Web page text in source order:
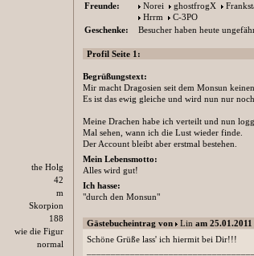
Freunde:
Norei ghostfrogX
Hrrm
C-3PO
Geschenke:
Besucher haben heute
Profil Seite 1:
Begrüßungstext:
Mir macht Dragosien seit dem Monsun keinen
Es ist das ewig gleiche und wird nun nur noch
Meine Drachen habe ich verteilt und nun
Mal sehen, wann ich die Lust wieder finde.
Der Account bleibt aber erstmal bestehen.
Mein Lebensmotto:
Alles wird gut!
Ich hasse:
"durch den Monsun"
Gästebucheintrag von Lin am
Schöne Grüße lass' ich hiermit bei Dir!!!
the Holg
42
m
Skorpion
188
wie die Figur
normal